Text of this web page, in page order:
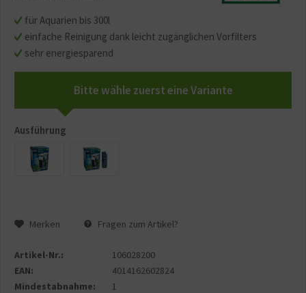
für Aquarien bis 300l
einfache Reinigung dank leicht zugänglichen Vorfilters
sehr energiesparend
Bitte wähle zuerst eine Variante
Ausführung
Merken Fragen zum Artikel?
Artikel-Nr.:
106028200
EAN:
4014162602824
Mindestabnahme:
1